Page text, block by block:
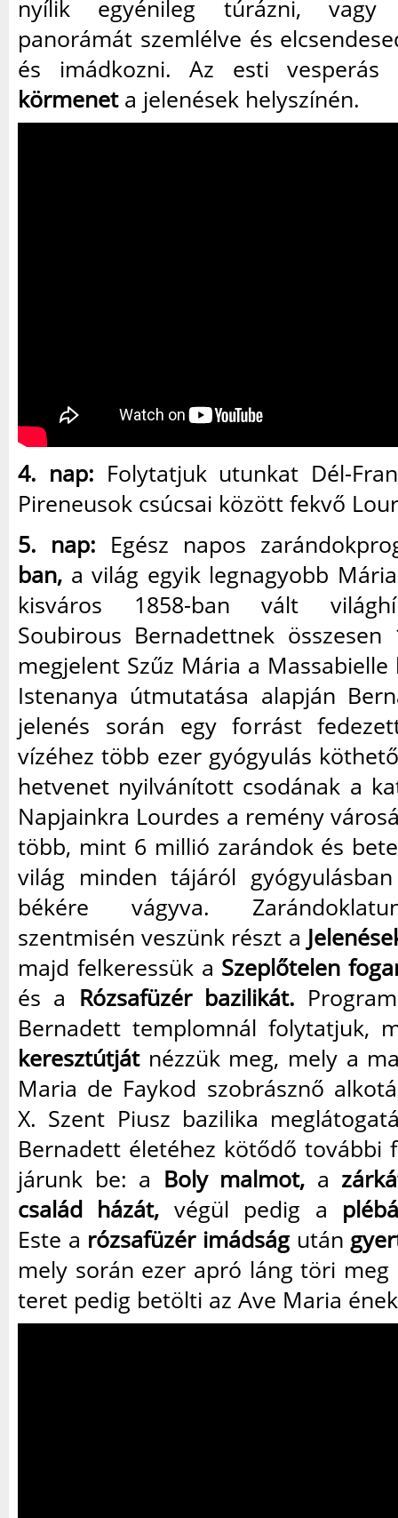
nyílik egyénileg túrázni, vagy
panorámát szemlélve és
és imádkozni. Az esti
körmeneta jelenések helyszínén.
4. nap: Folytatjuk utunkat Dél-
Pireneusok csúcsai között fekvő
5. nap: Egész napos
ban, a világ egyik legnagyobb
kisváros 1858-ban vált
Soubirous Bernadettnek összesen
megjelent Szűz Mária a
Istenanya útmutatása alapján
jelenés során egy forrást
vízéhez több ezer gyógyulás
hetvenet nyilvánított csodának a
Napjainkra Lourdes a remény
több, mint 6 millió zarándok és
világ minden tájáról
békére vágyva.
szentmisén veszünk részt a
majd felkeressük a Szeplőtelen
és a Rózsafüzér bazilikát.
Bernadett templomnál folytatjuk,
keresztútjátnézzük meg, mely a
Maria de Faykod szobrásznő
X. Szent Piusz bazilika
Bernadett életéhez kötődő további
járunk be: a Boly malmot, a
család házát, végül pedig a
Este a rózsafüzér imádságután
mely során ezer apró láng töri meg
teret pedig betölti az Ave Maria